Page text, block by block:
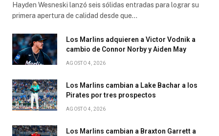
Hayden Wesneski lanzó seis sólidas entradas para lograr su
primera apertura de calidad desde que…
Los Marlins adquieren a Victor Vodnik a
cambio de Connor Norby y Aiden May
AGOSTO 4, 2026
Los Marlins cambian a Lake Bachar a los
Pirates por tres prospectos
AGOSTO 4, 2026
Los Marlins cambian a Braxton Garrett a